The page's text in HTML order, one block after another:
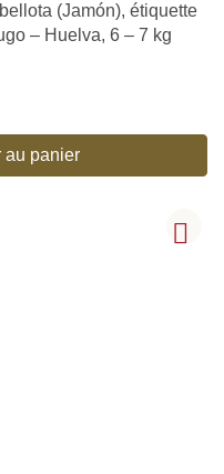
(Jamón), étiquette
– Huelva, 6 – 7 kg
au panier